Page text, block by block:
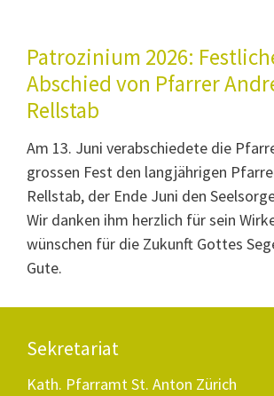
Patrozinium 2026:
Abschied von Pfarrer
Rellstab
Am 13. Juni verabschiedete die
grossen Fest den langjährigen
Rellstab, der Ende Juni den
Wir danken ihm herzlich für sein
wünschen für die Zukunft Gottes
Gute.
Sekretariat
Kath. Pfarramt St. Anton Zürich